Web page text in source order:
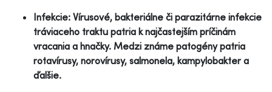
Infekcie: Vírusové, bakteriálne či parazitárne infekcie
tráviaceho traktu patria k najčastejším príčinám
vracania a hnačky. Medzi známe patogény patria
rotavírusy, norovírusy, salmonela, kampylobakter a
ďalšie.